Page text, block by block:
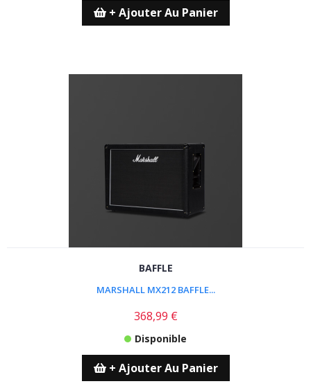
+ Ajouter Au Panier
BAFFLE
MARSHALL MX212 BAFFLE...
368,99 €
Disponible
+ Ajouter Au Panier